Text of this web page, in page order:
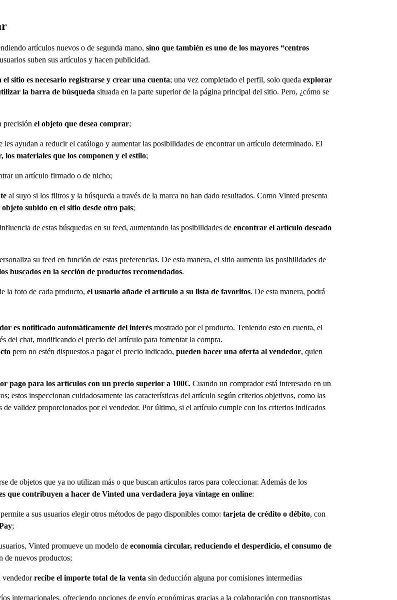
artículos nuevos o de segunda mano, sino que también es uno de los mayores “centros
suben sus artículos y hacen publicidad.
sitio es necesario registrarse y crear una cuenta; una vez completado el perfil, solo queda explorar
la barra de búsqueda situada en la parte superior de la página principal del sitio. Pero, ¿cómo se
precisión el objeto que desea comprar;
les ayudan a reducir el catálogo y aumentar las posibilidades de encontrar un artículo determinado. El
materiales que los componen y el estilo;
un artículo firmado o de nicho;
al suyo si los filtros y la búsqueda a través de la marca no han dado resultados. Como Vinted presenta
subido en el sitio desde otro país;
de estas búsquedas en su feed, aumentando las posibilidades de encontrar el artículo deseado
su feed en función de estas preferencias. De esta manera, el sitio aumenta las posibilidades de
buscados en la sección de productos recomendados.
la foto de cada producto, el usuario añade el artículo a su lista de favoritos. De esta manera, podrá
es notificado automáticamente del interés mostrado por el producto. Teniendo esto en cuenta, el
del chat, modificando el precio del artículo para fomentar la compra.
pero no estén dispuestos a pagar el precio indicado, pueden hacer una oferta al vendedor, quien
pago para los artículos con un precio superior a 100€. Cuando un comprador está interesado en un
estos inspeccionan cuidadosamente las características del artículo según criterios objetivos, como las
validez proporcionados por el vendedor. Por último, si el artículo cumple con los criterios indicados
de objetos que ya no utilizan más o que buscan artículos raros para coleccionar. Además de los
que contribuyen a hacer de Vinted una verdadera joya vintage en online:
a sus usuarios elegir otros métodos de pago disponibles como: tarjeta de crédito o débito, con
;
Vinted promueve un modelo de economía circular, reduciendo el desperdicio, el consumo de
de nuevos productos;
vendedorrecibe el importe total de la venta sin deducción alguna por comisiones intermedias
internacionales, ofreciendo opciones de envío económicas gracias a la colaboración con transportistas